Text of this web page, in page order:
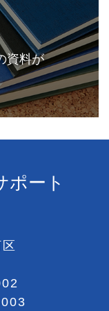
資料が
ポート